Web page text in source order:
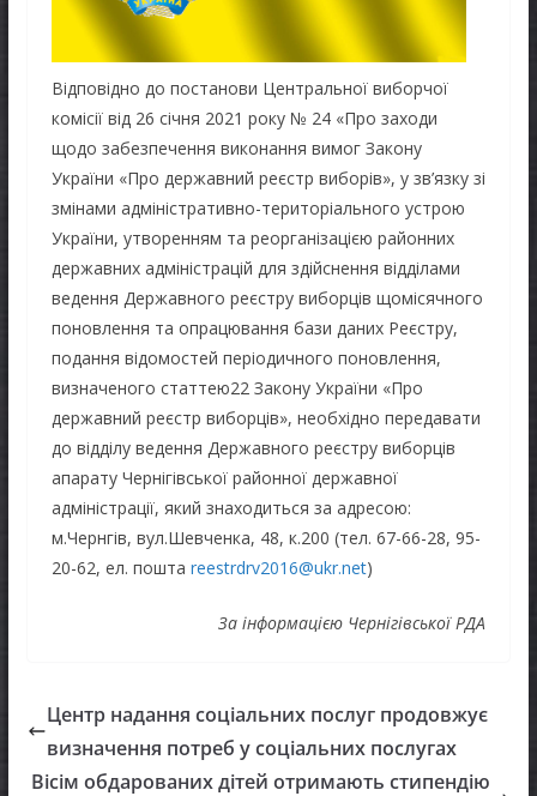
Відповідно до постанови Центральної виборчої
комісії від 26 січня 2021 року № 24 «Про заходи
щодо забезпечення виконання вимог Закону
України «Про державний реєстр виборів», у зв’язку зі
змінами адміністративно-територіального устрою
України, утворенням та реорганізацією районних
державних адміністрацій для здійснення відділами
ведення Державного реєстру виборців щомісячного
поновлення та опрацювання бази даних Реєстру,
подання відомостей періодичного поновлення,
визначеного статтею22 Закону України «Про
державний реєстр виборців», необхідно передавати
до відділу ведення Державного реєстру виборців
апарату Чернігівської районної державної
адміністрації, який знаходиться за адресою:
м.Чернгів, вул.Шевченка, 48, к.200 (тел. 67-66-28, 95-
20-62, ел. пошта reestrdrv2016@ukr.net)
За інформацією Чернігівської РДА
Центр надання соціальних послуг продовжує
визначення потреб у соціальних послугах
Вісім обдарованих дітей отримають стипендію